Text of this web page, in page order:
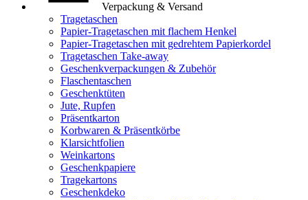
Verpackung & Versand
Tragetaschen
Papier-Tragetaschen mit flachem Henkel
Papier-Tragetaschen mit gedrehtem Papierkordel
Tragetaschen Take-away
Geschenkverpackungen & Zubehör
Flaschentaschen
Geschenktüten
Jute, Rupfen
Präsentkarton
Korbwaren & Präsentkörbe
Klarsichtfolien
Weinkartons
Geschenkpapiere
Tragekartons
Geschenkdeko